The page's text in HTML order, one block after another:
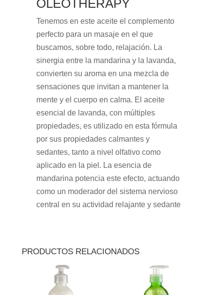
OLEOTHERAPY
Tenemos en este aceite el complemento
perfecto para un masaje en el que
buscamos, sobre todo, relajación. La
sinergia entre la mandarina y la lavanda,
convierten su aroma en una mezcla de
sensaciones que invitan a mantener la
mente y el cuerpo en calma. El aceite
esencial de lavanda, con múltiples
propiedades, es utilizado en esta fórmula
por sus propiedades calmantes y
sedantes, tanto a nivel olfativo como
aplicado en la piel. La esencia de
mandarina potencia este efecto, actuando
como un moderador del sistema nervioso
central en su actividad relajante y sedante
PRODUCTOS RELACIONADOS